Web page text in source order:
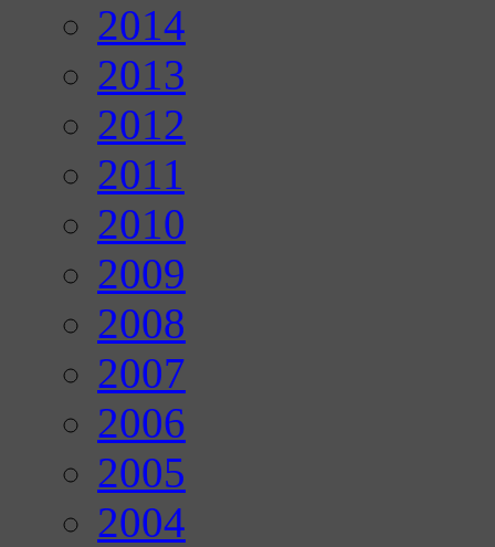
2014
2013
2012
2011
2010
2009
2008
2007
2006
2005
2004